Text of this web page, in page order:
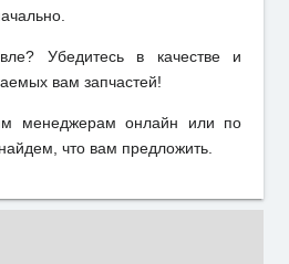
Убедитесь в качестве и
вам запчастей!
менеджерам онлайн или по
что вам предложить.